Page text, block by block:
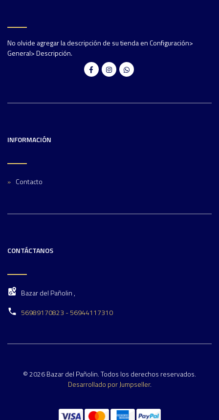
No olvide agregar la descripción de su tienda en Configuración>
General> Descripción.
INFORMACIÓN
Contacto
CONTÁCTANOS
Bazar del Pañolin ,
56989170823 - 56944117310
© 2026 Bazar del Pañolin. Todos los derechos reservados.
Desarrollado por Jumpseller.